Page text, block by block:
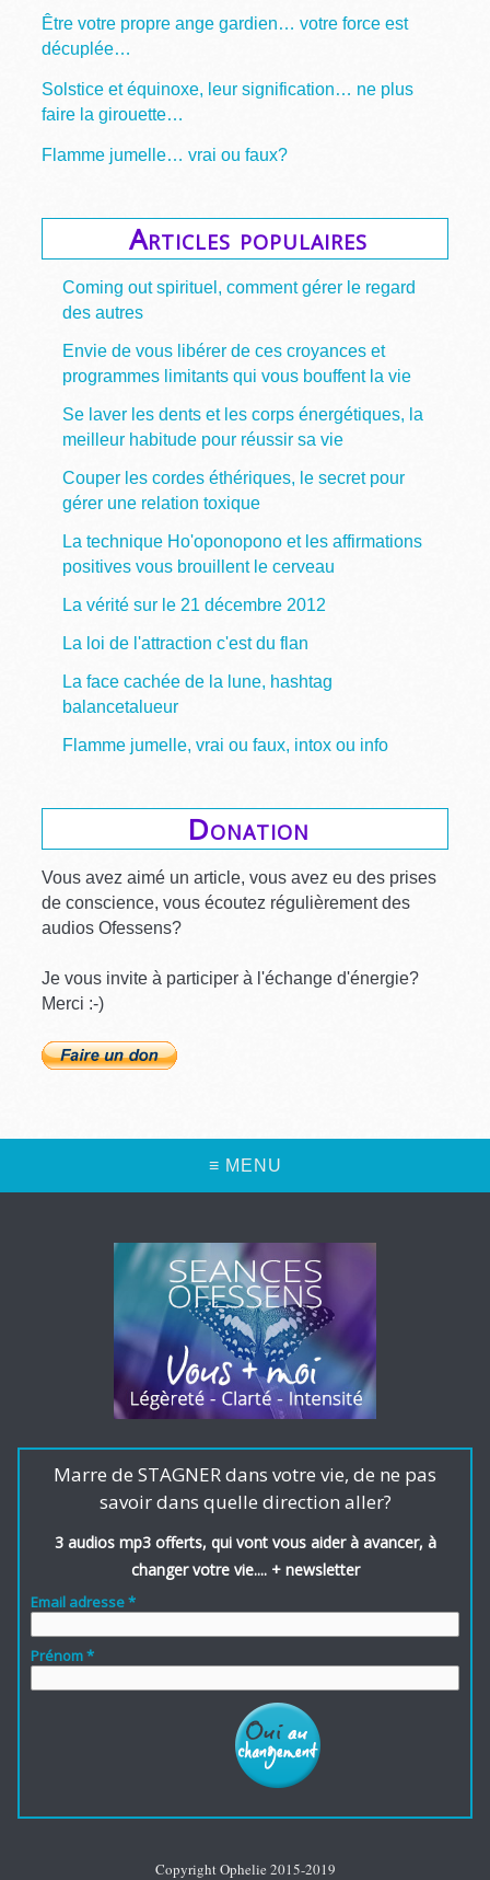
Être votre propre ange gardien… votre force est
décuplée…
Solstice et équinoxe, leur signification… ne plus
faire la girouette…
Flamme jumelle… vrai ou faux?
Articles populaires
Coming out spirituel, comment gérer le regard
des autres
Envie de vous libérer de ces croyances et
programmes limitants qui vous bouffent la vie
Se laver les dents et les corps énergétiques, la
meilleur habitude pour réussir sa vie
Couper les cordes éthériques, le secret pour
gérer une relation toxique
La technique Ho'oponopono et les affirmations
positives vous brouillent le cerveau
La vérité sur le 21 décembre 2012
La loi de l'attraction c'est du flan
La face cachée de la lune, hashtag
balancetalueur
Flamme jumelle, vrai ou faux, intox ou info
Donation
Vous avez aimé un article, vous avez eu des prises
de conscience, vous écoutez régulièrement des
audios Ofessens?
Je vous invite à participer à l'échange d'énergie?
Merci :-)
≡ MENU
Marre de STAGNER dans votre vie, de ne pas
savoir dans quelle direction aller?
3 audios mp3 offerts, qui vont vous aider à avancer, à
changer votre vie.... + newsletter
Email adresse *
Prénom *
Copyright Ophelie 2015-2019